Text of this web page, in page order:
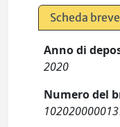
Scheda breve
Anno di
2020
Numero del